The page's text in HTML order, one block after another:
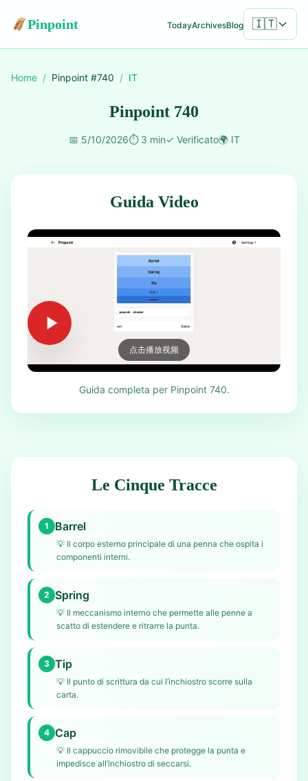
Pinpoint TodayArchivesBlog 🇮🇹
Home / Pinpoint #740 / IT
Pinpoint 740
📅 5/10/2026⏱️ 3 min✓ Verificato🌍 IT
Guida Video
点击播放视频
Guida completa per Pinpoint 740.
Le Cinque Tracce
1 Barrel
💡 Il corpo esterno principale di una penna che ospita i
componenti interni.
2 Spring
💡 Il meccanismo interno che permette alle penne a
scatto di estendere e ritrarre la punta.
3 Tip
💡 Il punto di scrittura da cui l’inchiostro scorre sulla
carta.
4 Cap
💡 Il cappuccio rimovibile che protegge la punta e
impedisce all’inchiostro di seccarsi.